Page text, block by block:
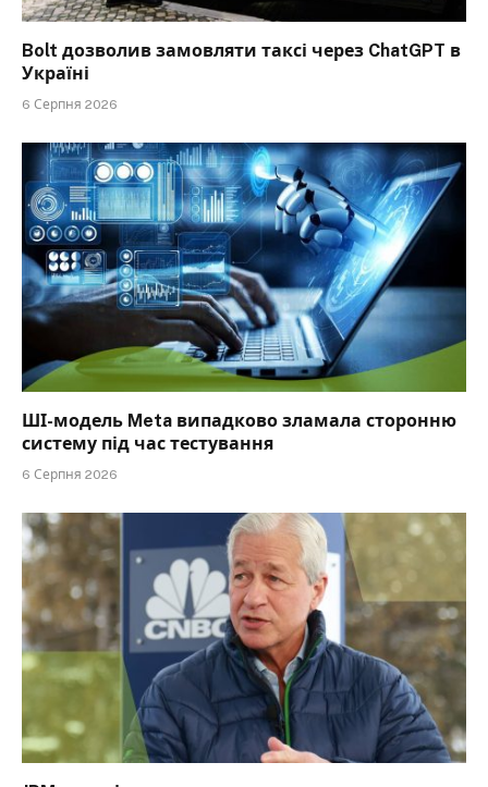
Bolt дозволив замовляти таксі через ChatGPT в
Україні
6 Серпня 2026
ШІ-модель Meta випадково зламала сторонню
систему під час тестування
6 Серпня 2026